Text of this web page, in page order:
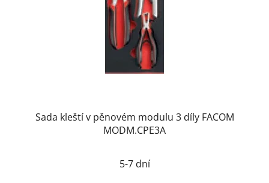
Sada kleští v pěnovém modulu 3 díly FACOM
MODM.CPE3A
5-7 dní